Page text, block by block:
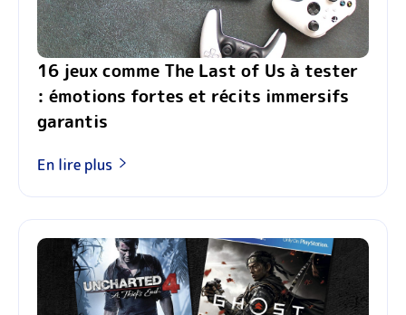
16 jeux comme The Last of Us à tester
: émotions fortes et récits immersifs
garantis
En lire plus